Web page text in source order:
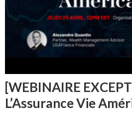
[WEBINAIRE
L’Assurance Vie